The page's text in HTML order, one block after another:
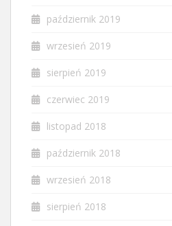
październik 2019
wrzesień 2019
sierpień 2019
czerwiec 2019
listopad 2018
październik 2018
wrzesień 2018
sierpień 2018